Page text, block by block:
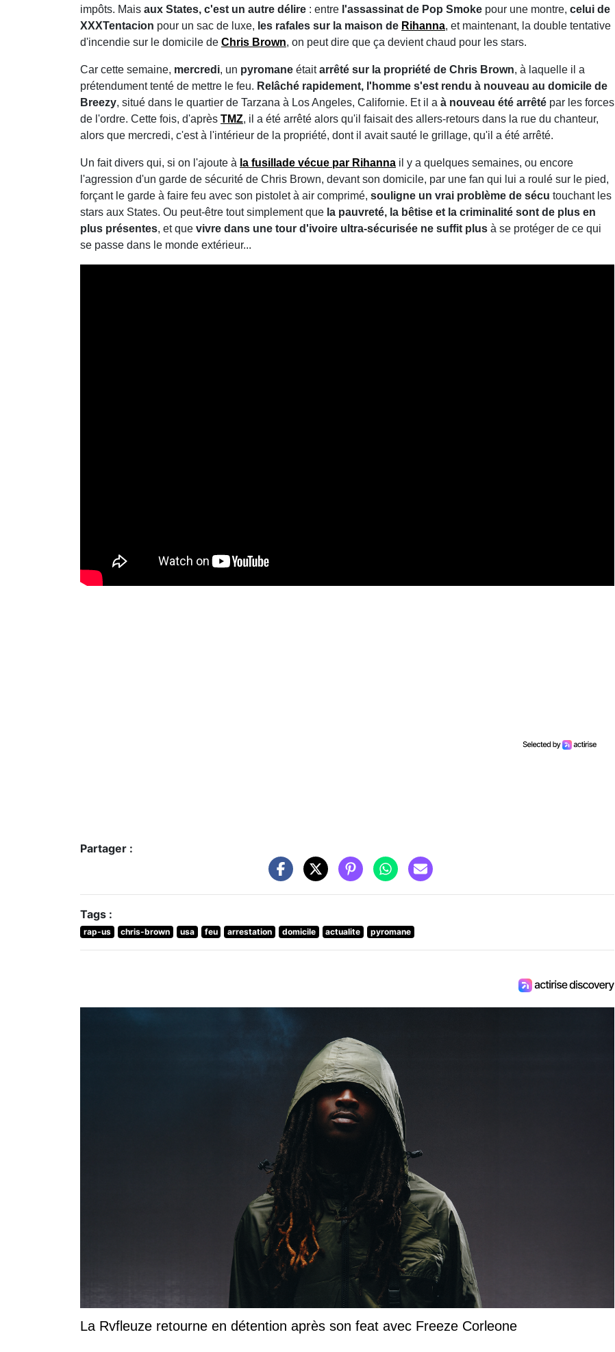
impôts. Mais aux States, c'est un autre délire : entre l'assassinat de Pop Smoke pour une montre, celui de
XXXTentacion pour un sac de luxe, les rafales sur la maison de Rihanna, et maintenant, la double tentative
d'incendie sur le domicile de Chris Brown, on peut dire que ça devient chaud pour les stars.
Car cette semaine, mercredi, un pyromane étaitarrêté sur la propriété de Chris Brown, à laquelle il a
prétendument tenté de mettre le feu. Relâché rapidement, l'homme s'est rendu à nouveau au domicile de
Breezy, situé dans le quartier de Tarzana à Los Angeles, Californie. Et il a à nouveau été arrêté par les forces
de l'ordre. Cette fois, d'après TMZ, il a été arrêté alors qu'il faisait des allers-retours dans la rue du chanteur,
alors que mercredi, c'est à l'intérieur de la propriété, dont il avait sauté le grillage, qu'il a été arrêté.
Un fait divers qui, si on l'ajoute à la fusillade vécue par Rihanna il y a quelques semaines, ou encore
l'agression d'un garde de sécurité de Chris Brown, devant son domicile, par une fan qui lui a roulé sur le pied,
forçant le garde à faire feu avec son pistolet à air comprimé, souligne un vrai problème de sécu touchant les
stars aux States. Ou peut-être tout simplement que la pauvreté, la bêtise et la criminalité sont de plus en
plus présentes, et que vivre dans une tour d'ivoire ultra-sécurisée ne suffit plus à se protéger de ce qui
se passe dans le monde extérieur...
Partager :
Tags :
rap-us chris-brown usa feu arrestation domicile actualite pyromane
La Rvfleuze retourne en détention après son feat avec Freeze Corleone